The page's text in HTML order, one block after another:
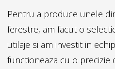
Pentru a produce unele
ferestre, am facut o
utilaje si am investit in
functioneaza cu o precizie